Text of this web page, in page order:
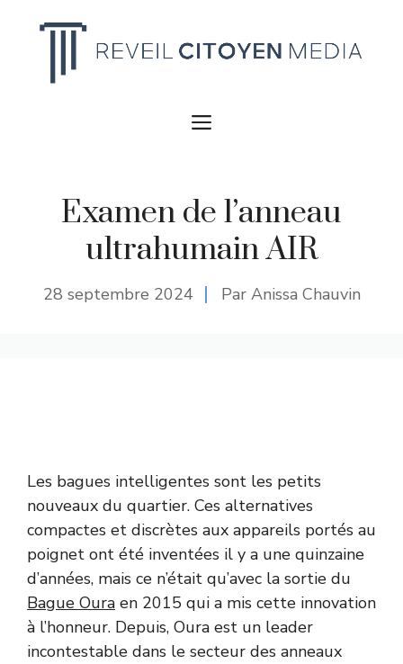
MENU
Examen de l’anneau
ultrahumain AIR
28 septembre 2024 Par Anissa Chauvin
Les bagues intelligentes sont les petits
nouveaux du quartier. Ces alternatives
compactes et discrètes aux appareils portés au
poignet ont été inventées il y a une quinzaine
d’années, mais ce n’était qu’avec la sortie du
Bague Oura en 2015 qui a mis cette innovation
à l’honneur. Depuis, Oura est un leader
incontestable dans le secteur des anneaux